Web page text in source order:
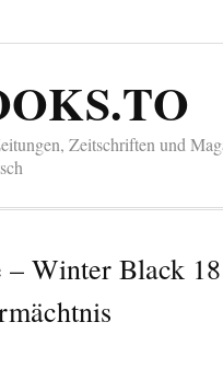
Zeitschriften und
– Winter Black